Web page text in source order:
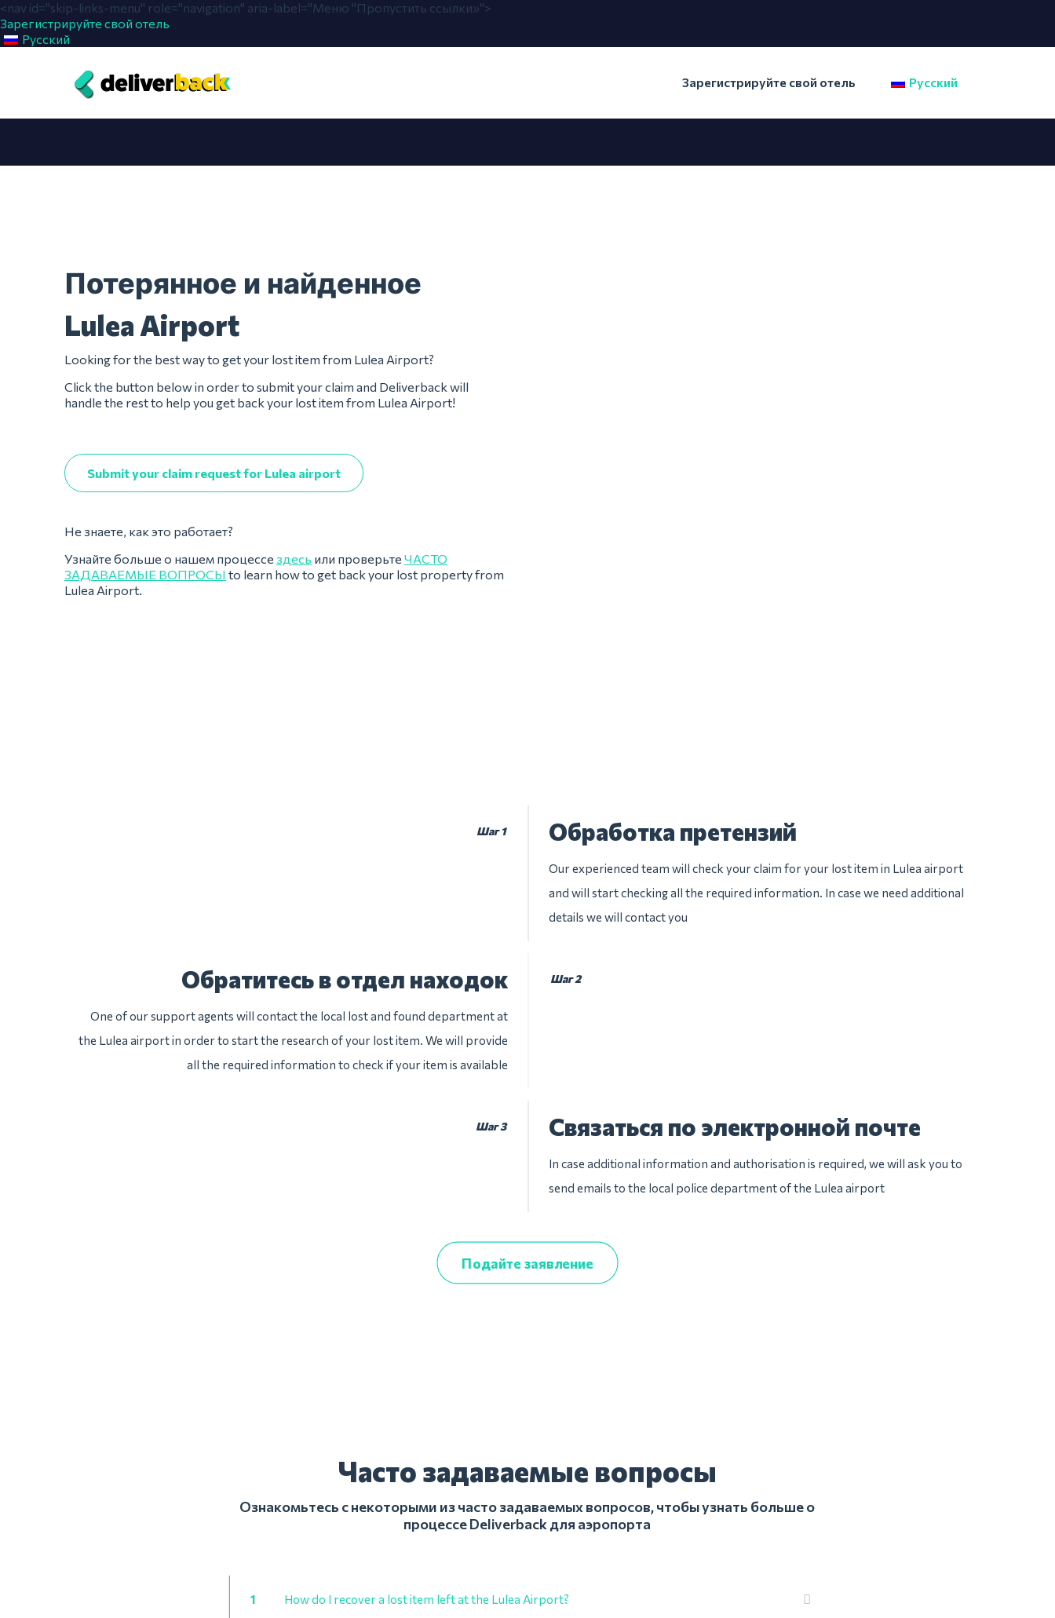
<nav id="skip-links-menu" role="navigation" aria-label="Меню "Пропустить ссылки»">
Зарегистрируйте свой отель
Русский
Зарегистрируйте свой отель Русский
Потерянное и найденное
Lulea Airport
Looking for the best way to get your lost item from Lulea Airport?
Click the button below in order to submit your claim and Deliverback will
handle the rest to help you get back your lost item from Lulea Airport!
Submit your claim request for Lulea airport
Не знаете, как это работает?
Узнайте больше о нашем процессе здесь или проверьте ЧАСТО
ЗАДАВАЕМЫЕ ВОПРОСЫ to learn how to get back your lost property from
Lulea Airport.
Шаг 1 Обработка претензий
Our experienced team will check your claim for your lost item in Lulea airport
and will start checking all the required information. In case we need additional
details we will contact you
Шаг 2
Обратитесь в отдел находок
One of our support agents will contact the local lost and found department at
the Lulea airport in order to start the research of your lost item. We will provide
all the required information to check if your item is available
Шаг 3 Связаться по электронной почте
In case additional information and authorisation is required, we will ask you to
send emails to the local police department of the Lulea airport
Подайте заявление
Часто задаваемые вопросы
Ознакомьтесь с некоторыми из часто задаваемых вопросов, чтобы узнать больше о
процессе Deliverback для аэропорта
1 How do I recover a lost item left at the Lulea Airport?